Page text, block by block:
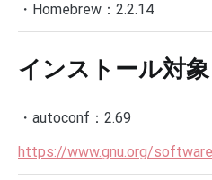
・Homebrew： 2.2.14
インストール対象
・ autoconf： 2.69
https://www.gnu.org/